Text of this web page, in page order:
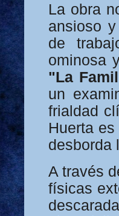
La obra
ansioso
de
ominosa
"La
un
frialdad
Huerta
desborda
A través
físicas